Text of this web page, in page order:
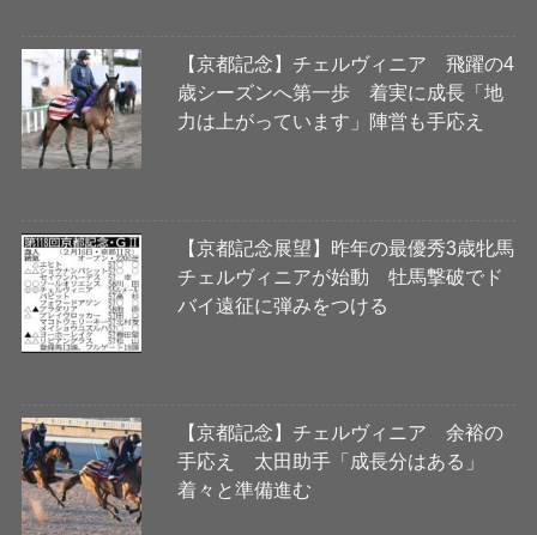
【京都記念】チェルヴィニア 飛躍の4
歳シーズンへ第一歩 着実に成長「地
力は上がっています」陣営も手応え
【京都記念展望】昨年の最優秀3歳牝馬
チェルヴィニアが始動 牡馬撃破でド
バイ遠征に弾みをつける
【京都記念】チェルヴィニア 余裕の
手応え 太田助手「成長分はある」
着々と準備進む